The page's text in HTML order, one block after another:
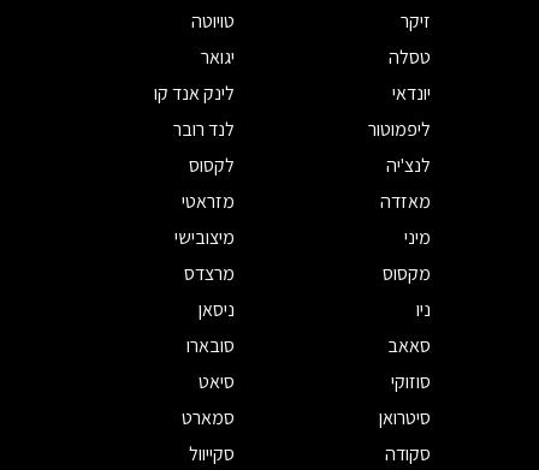
זיקר
טויוטה
טסלה
יגואר
יונדאי
לינק אנד קו
ליפמוטור
לנד רובר
לנצ'יה
לקסוס
מאזדה
מזראטי
מיני
מיצובישי
מקסוס
מרצדס
ניו
ניסאן
סאאב
סובארו
סוזוקי
סיאט
סיטרואן
סמארט
סקודה
סקייוול